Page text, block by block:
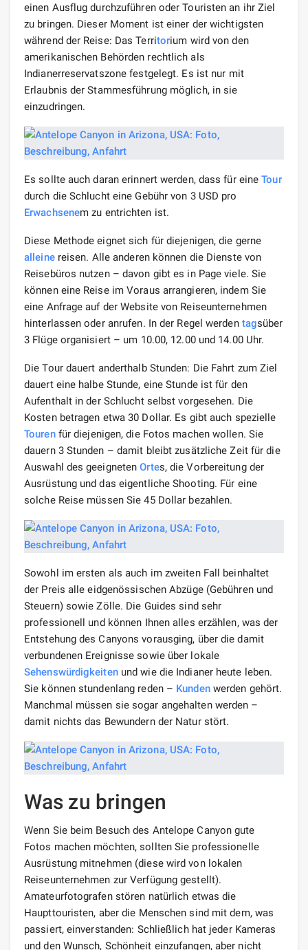
einen Ausflug durchzuführen oder Touristen an ihr Ziel
zu bringen. Dieser Moment ist einer der wichtigsten
während der Reise: Das Territorium wird von den
amerikanischen Behörden rechtlich als
Indianerreservatszone festgelegt. Es ist nur mit
Erlaubnis der Stammesführung möglich, in sie
einzudringen.
Es sollte auch daran erinnert werden, dass für eineTour
durch die Schlucht eine Gebühr von 3 USD pro
Erwachsenem zu entrichten ist.
Diese Methode eignet sich für diejenigen, die gerne
alleinereisen. Alle anderen können die Dienste von
Reisebüros nutzen – davon gibt es in Page viele. Sie
können eine Reise im Voraus arrangieren, indem Sie
eine Anfrage auf der Website von Reiseunternehmen
hinterlassen oder anrufen. In der Regel werden tagsüber
3 Flüge organisiert – um 10.00, 12.00 und 14.00 Uhr.
Die Tour dauert anderthalb Stunden: Die Fahrt zum Ziel
dauert eine halbe Stunde, eine Stunde ist für den
Aufenthalt in der Schlucht selbst vorgesehen. Die
Kosten betragen etwa 30 Dollar. Es gibt auch spezielle
Tourenfür diejenigen, die Fotos machen wollen. Sie
dauern 3 Stunden – damit bleibt zusätzliche Zeit für die
Auswahl des geeignetenOrtes, die Vorbereitung der
Ausrüstung und das eigentliche Shooting. Für eine
solche Reise müssen Sie 45 Dollar bezahlen.
Sowohl im ersten als auch im zweiten Fall beinhaltet
der Preis alle eidgenössischen Abzüge (Gebühren und
Steuern) sowie Zölle. Die Guides sind sehr
professionell und können Ihnen alles erzählen, was der
Entstehung des Canyons vorausging, über die damit
verbundenen Ereignisse sowie über lokale
Sehenswürdigkeitenund wie die Indianer heute leben.
Sie können stundenlang reden – Kundenwerden gehört.
Manchmal müssen sie sogar angehalten werden –
damit nichts das Bewundern der Natur stört.
Was zu bringen
Wenn Sie beim Besuch des Antelope Canyon gute
Fotos machen möchten, sollten Sie professionelle
Ausrüstung mitnehmen (diese wird von lokalen
Reiseunternehmen zur Verfügung gestellt).
Amateurfotografen stören natürlich etwas die
Haupttouristen, aber die Menschen sind mit dem, was
passiert, einverstanden: Schließlich hat jeder Kameras
und den Wunsch, Schönheit einzufangen, aber nicht